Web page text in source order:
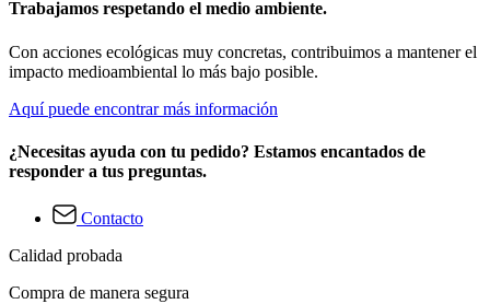
Trabajamos respetando el medio ambiente.
Con acciones ecológicas muy concretas, contribuimos a mantener el
impacto medioambiental lo más bajo posible.
Aquí puede encontrar más información
¿Necesitas ayuda con tu pedido? Estamos encantados de
responder a tus preguntas.
Contacto
Calidad probada
Compra de manera segura